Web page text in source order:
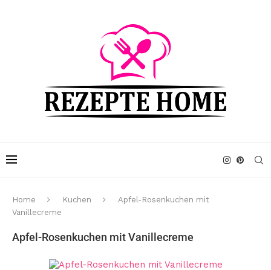
Home Kuchen
Apfel-Rosenkuchen mit
Vanillecreme
Apfel-Rosenkuchen mit Vanillecreme